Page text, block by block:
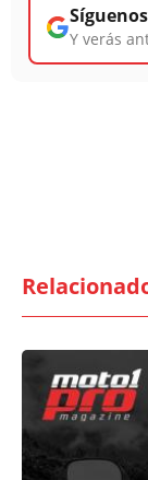
Y verás